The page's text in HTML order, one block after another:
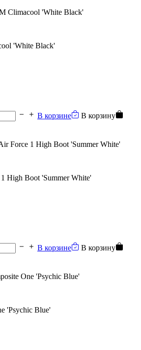
'White Black'
В корзине
В корзину
High Boot 'Summer White'
В корзине
В корзину
'Psychic Blue'